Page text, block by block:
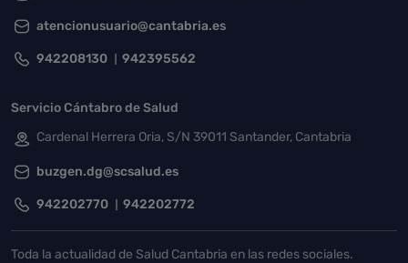
atencionusuario@cantabria.es
942208130 942395562
Servicio Cántabro de Salud
Cardenal Herrera Oria, S/N 39011 Santander, Cantabria
buzgen.dg@scsalud.es
942202770 942202772
Toda la actualidad de Salud Cantabria en las redes sociales.